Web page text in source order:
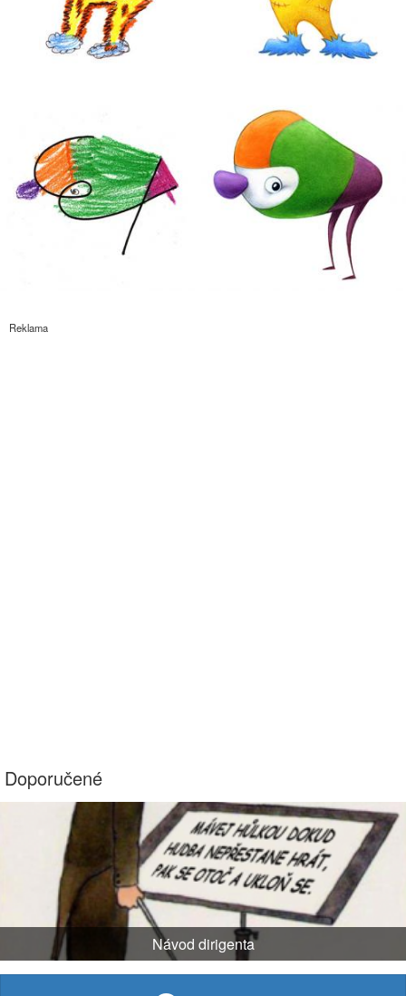
Reklama
Doporučené
Návod dirigenta